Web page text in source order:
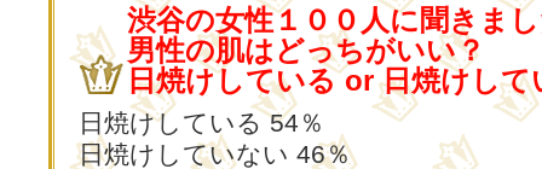
渋谷の女性１００人に聞きま
男性の肌はどっちがいい？
日焼けしている or 日焼けして
日焼けしている 54％
日焼けしていない 46％